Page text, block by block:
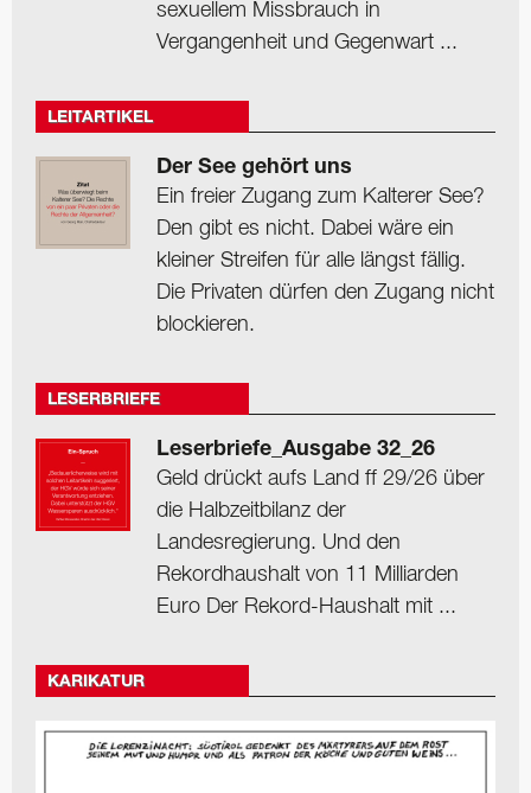
sexuellem Missbrauch in
Vergangenheit und Gegenwart ...
LEITARTIKEL
Der See gehört uns
Ein freier Zugang zum Kalterer See?
Den gibt es nicht. Dabei wäre ein
kleiner Streifen für alle längst fällig.
Die Privaten dürfen den Zugang nicht
blockieren.
LESERBRIEFE
Leserbriefe_Ausgabe 32_26
Geld drückt aufs Land ff 29/26 über
die Halbzeitbilanz der
Landesregierung. Und den
Rekordhaushalt von 11 Milliarden
Euro Der Rekord-Haushalt mit ...
KARIKATUR